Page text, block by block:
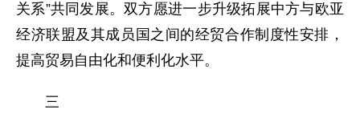
关系”共同发展。双方愿进一步升级拓展中方与欧亚
经济联盟及其成员国之间的经贸合作制度性安排，
提高贸易自由化和便利化水平。
三